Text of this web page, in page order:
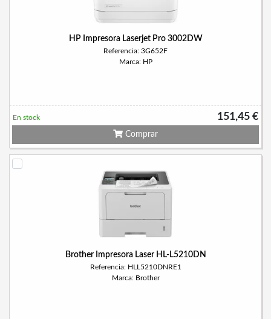
HP Impresora Laserjet Pro 3002DW
Referencia: 3G652F
Marca: HP
151,45 €
En stock
Comprar
Brother Impresora Laser HL-L5210DN
Referencia: HLL5210DNRE1
Marca: Brother